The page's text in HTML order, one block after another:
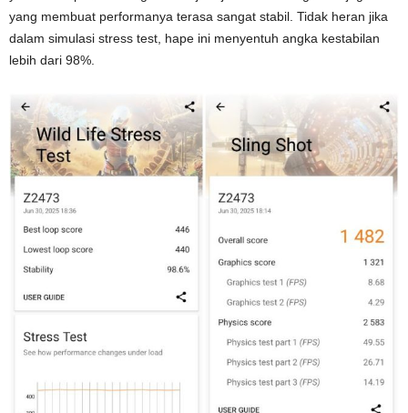
yang membuat performanya terasa sangat stabil. Tidak heran jika
dalam simulasi stress test, hape ini menyentuh angka kestabilan
lebih dari 98%.